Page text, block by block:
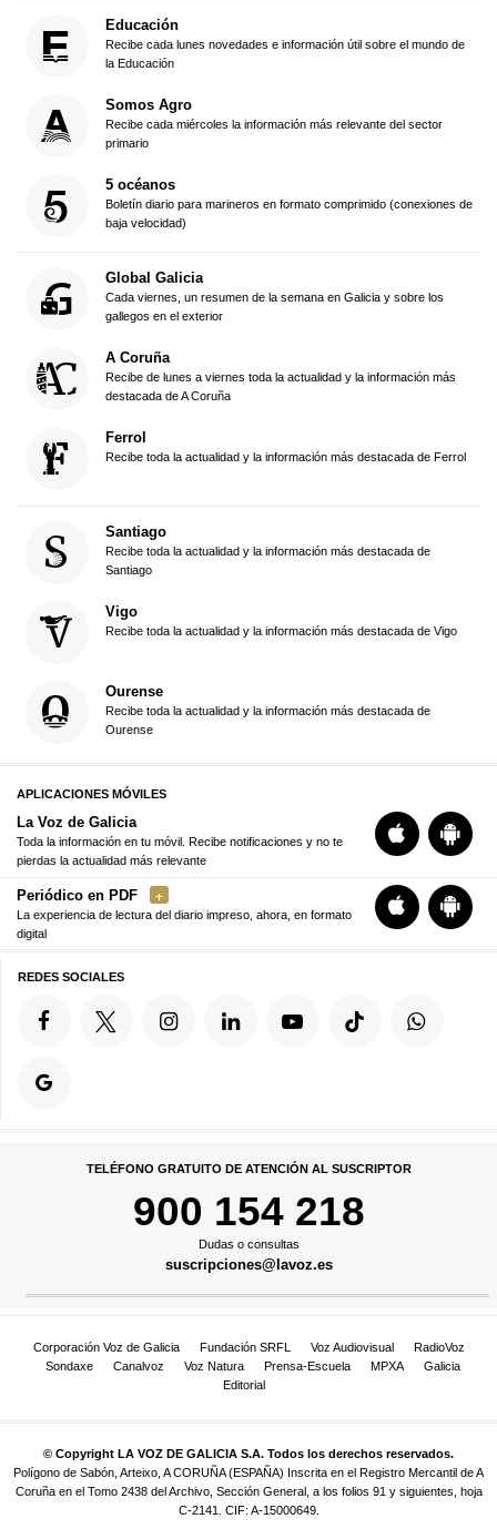
Educación
Recibe cada lunes novedades e información útil sobre el mundo de
la Educación
Somos Agro
Recibe cada miércoles la información más relevante del sector
primario
5 océanos
Boletín diario para marineros en formato comprimido (conexiones de
baja velocidad)
Global Galicia
Cada viernes, un resumen de la semana en Galicia y sobre los
gallegos en el exterior
A Coruña
Recibe de lunes a viernes toda la actualidad y la información más
destacada de A Coruña
Ferrol
Recibe toda la actualidad y la información más destacada de Ferrol
Santiago
Recibe toda la actualidad y la información más destacada de
Santiago
Vigo
Recibe toda la actualidad y la información más destacada de Vigo
Ourense
Recibe toda la actualidad y la información más destacada de
Ourense
APLICACIONES MÓVILES
La Voz de Galicia
Toda la información en tu móvil. Recibe notificaciones y no te
pierdas la actualidad más relevante
Periódico en PDF
La experiencia de lectura del diario impreso, ahora, en formato
digital
REDES SOCIALES
TELÉFONO GRATUITO DE ATENCIÓN AL SUSCRIPTOR
900 154 218
Dudas o consultas
suscripciones@lavoz.es
Corporación Voz de Galicia Fundación SRFL Voz Audiovisual
RadioVoz
Sondaxe
Canalvoz Voz Natura Prensa-Escuela MPXA
Galicia
Editorial
© Copyright LA VOZ DE GALICIA S.A. Todos los derechos reservados.
Polígono de Sabón, Arteixo, A CORUÑA (ESPAÑA) Inscrita en el Registro Mercantil de A
Coruña en el Tomo 2438 del Archivo, Sección General, a los folios 91 y siguientes, hoja
C-2141. CIF: A-15000649.